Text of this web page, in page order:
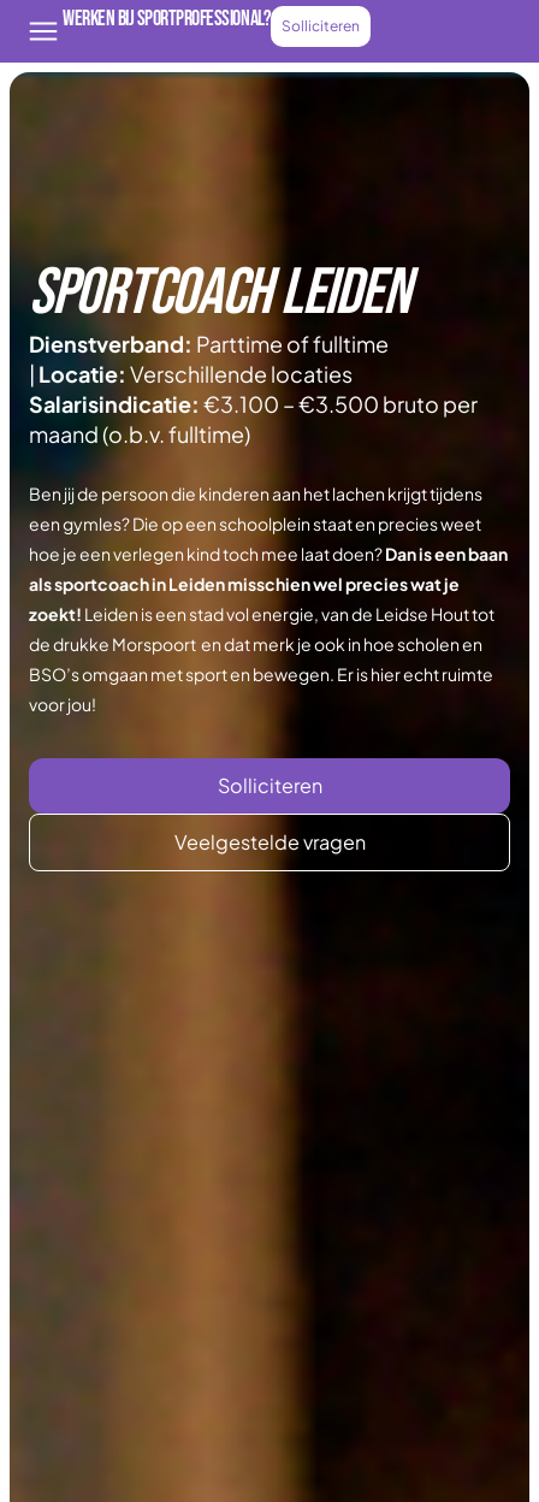
Werken bij Sportprofessional? Solliciteren
Sportcoach leiden
Dienstverband: Parttime of fulltime
| Locatie: Verschillende locaties
Salarisindicatie: €3.100 – €3.500 bruto per
maand (o.b.v. fulltime)
Ben jij de persoon die kinderen aan het lachen krijgt tijdens
een gymles? Die op een schoolplein staat en precies weet
hoe je een verlegen kind toch mee laat doen?Dan is een baan
als sportcoach in Leiden misschien wel precies wat je
zoekt! Leiden is een stad vol energie, van de Leidse Hout tot
de drukke Morspoort en dat merk je ook in hoe scholen en
BSO’s omgaan met sport en bewegen. Er is hier echt ruimte
voor jou!
Solliciteren
Veelgestelde vragen